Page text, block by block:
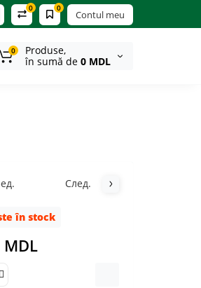
Contul meu
0
0
0
Produse,
în sumă de 0 MDL
След.
în stock